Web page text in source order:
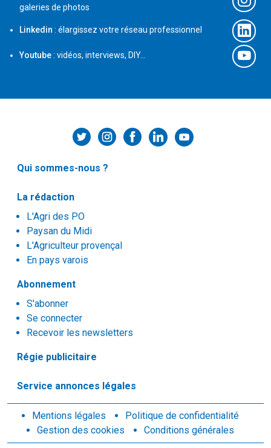
galeries de photos
Linkedin : élargissez votre réseau professionnel
Youtube: vidéos, interviews, DIY...
Qui sommes-nous ?
La rédaction
L'Agri des PO
Paysan du Midi
L'Agriculteur provençal
En pays varois
Abonnement
S'abonner
Se connecter
Recevoir les newsletters
Régie publicitaire
Service annonces légales
Mentions légales
Politique de confidentialité
Gestion des cookies
Conditions générales